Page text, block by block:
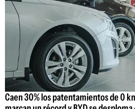
Caen 30% los patentamientos de 0